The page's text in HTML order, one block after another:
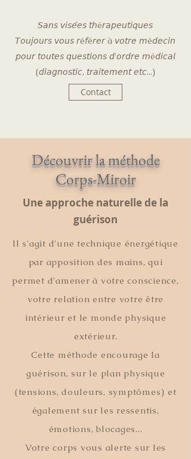
𝘚𝘢𝘯𝘴 𝘷𝘪𝘴𝘦́𝘦𝘴 𝘵𝘩é𝘳𝘢𝘱𝘦𝘶𝘵𝘪𝘲𝘶𝘦𝘴
𝘛𝘰𝘶𝘫𝘰𝘶𝘳𝘴 𝘷𝘰𝘶𝘴 𝘳é𝘧é𝘳𝘦𝘳 à 𝘷𝘰𝘵𝘳𝘦 𝘮é𝘥𝘦𝘤𝘪𝘯
𝘱𝘰𝘶𝘳 𝘵𝘰𝘶𝘵𝘦𝘴 𝘲𝘶𝘦𝘴𝘵𝘪𝘰𝘯𝘴 𝘥'𝘰𝘳𝘥𝘳𝘦 𝘮é𝘥𝘪𝘤𝘢𝘭
(𝘥𝘪𝘢𝘨𝘯𝘰𝘴𝘵𝘪𝘤, 𝘵𝘳𝘢𝘪𝘵𝘦𝘮𝘦𝘯𝘵 𝘦𝘵𝘤...)
Contact
Découvrir la méthode
Corps-Miroir
Une approche naturelle de la
guérison
Il s'agit d'une technique énergétique
par apposition des mains, qui
permet d'amener à votre conscience,
votre relation entre votre être
intérieur et le monde physique
extérieur.
Cette méthode encourage la
guérison, sur le plan physique
(tensions, douleurs, symptômes) et
également sur les ressentis,
émotions, blocages...​
Votre corps vous alerte sur les